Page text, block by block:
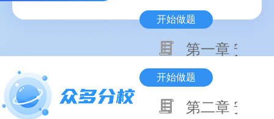
开始做题
第一章 安全
开始做题
第二章 安全